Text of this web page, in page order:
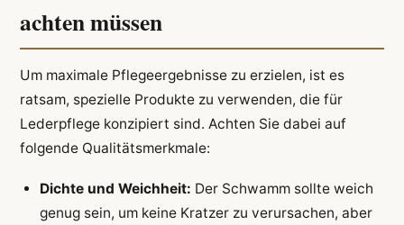
achten müssen
Um maximale Pflegeergebnisse zu erzielen, ist es
ratsam, spezielle Produkte zu verwenden, die für
Lederpflege konzipiert sind. Achten Sie dabei auf
folgende Qualitätsmerkmale:
Dichte und Weichheit: Der Schwamm sollte weich
genug sein, um keine Kratzer zu verursachen, aber